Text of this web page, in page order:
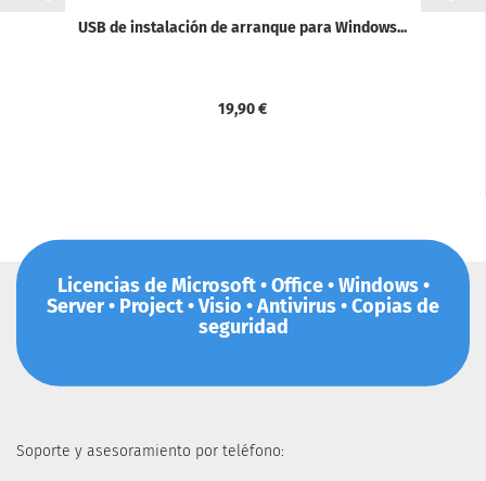
USB de instalación de arranque para Windows...
19,90 €
Licencias de Microsoft • Office • Windows •
Server • Project • Visio • Antivirus • Copias de
seguridad
Soporte y asesoramiento por teléfono: